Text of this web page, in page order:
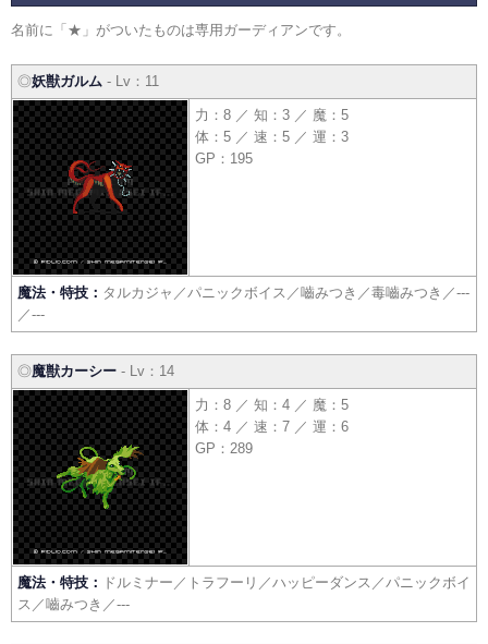
名前に「★」がついたものは専用ガーディアンです。
◎妖獣ガルム - Lv：11
力：8 ／ 知：3 ／ 魔：5
体：5 ／ 速：5 ／ 運：3
GP：195
魔法・特技： タルカジャ／パニックボイス／嚙みつき／毒嚙みつき／---
／---
◎魔獣カーシー - Lv：14
力：8 ／ 知：4 ／ 魔：5
体：4 ／ 速：7 ／ 運：6
GP：289
魔法・特技： ドルミナー／トラフーリ／ハッピーダンス／パニックボイ
ス／嚙みつき／---